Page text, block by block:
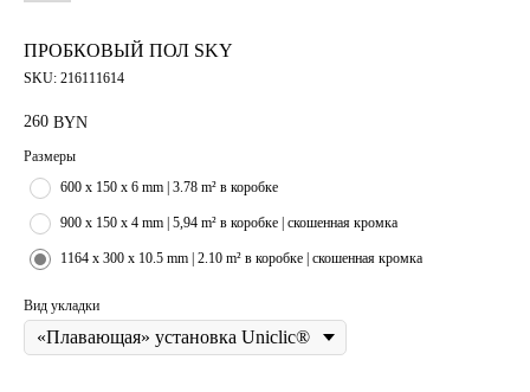
ПРОБКОВЫЙ ПОЛ SKY
SKU: 216111614
260 BYN
Размеры
600 x 150 x 6 mm | 3.78 m² в коробке
900 x 150 x 4 mm | 5,94 m² в коробке | скошенная кромка
1164 x 300 x 10.5 mm | 2.10 m² в коробке | скошенная кромка
Вид укладки